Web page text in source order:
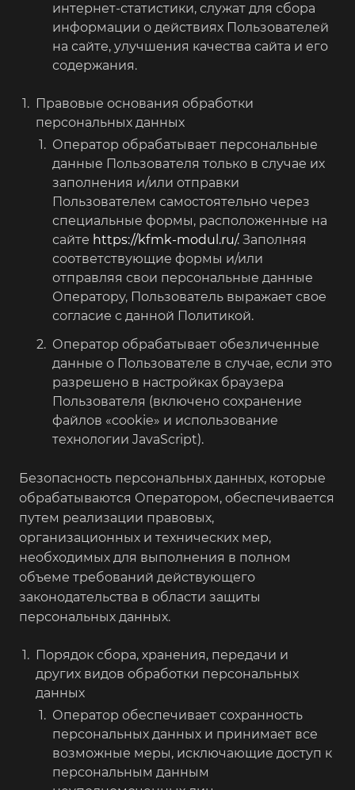
интернет-статистики, служат для сбора
информации о действиях Пользователей
на сайте, улучшения качества сайта и его
содержания.
Правовые основания обработки
персональных данных
Оператор обрабатывает персональные
данные Пользователя только в случае их
заполнения и/или отправки
Пользователем самостоятельно через
специальные формы, расположенные на
сайте https://kfmk-modul.ru/. Заполняя
соответствующие формы и/или
отправляя свои персональные данные
Оператору, Пользователь выражает свое
согласие с данной Политикой.
Оператор обрабатывает обезличенные
данные о Пользователе в случае, если это
разрешено в настройках браузера
Пользователя (включено сохранение
файлов «cookie» и использование
технологии JavaScript).
Безопасность персональных данных, которые
обрабатываются Оператором, обеспечивается
путем реализации правовых,
организационных и технических мер,
необходимых для выполнения в полном
объеме требований действующего
законодательства в области защиты
персональных данных.
Порядок сбора, хранения, передачи и
других видов обработки персональных
данных
Оператор обеспечивает сохранность
персональных данных и принимает все
возможные меры, исключающие доступ к
персональным данным